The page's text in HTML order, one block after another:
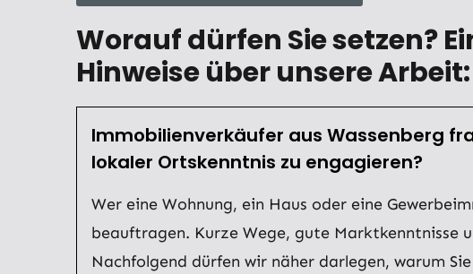
Worauf dürfen Sie setzen?
Hinweise über unsere Arbeit:
Immobilienverkäufer aus Wassenberg
lokaler Ortskenntnis zu engagieren?
Wer eine Wohnung, ein Haus oder eine
beauftragen. Kurze Wege, gute Marktkenntnisse
Nachfolgend dürfen wir näher darlegen, warum